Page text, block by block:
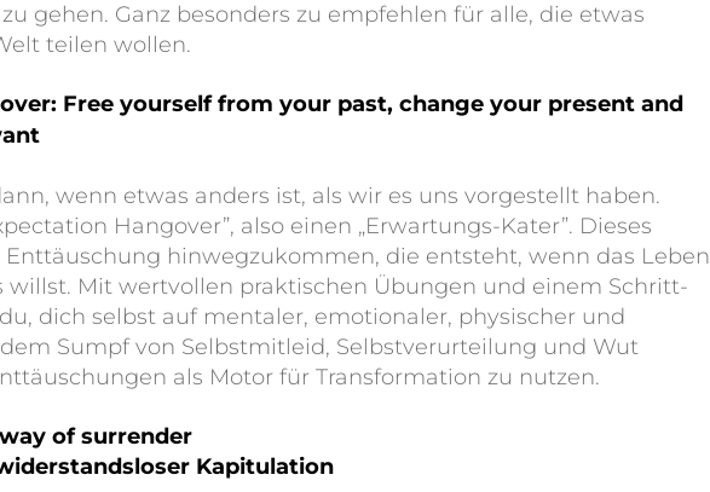
gehen. Ganz besonders zu empfehlen für alle, die etwas
teilen wollen.
Free yourself from your past, change your present and
wenn etwas anders ist, als wir es uns vorgestellt haben.
Hangover”, also einen „Erwartungs-Kater”. Dieses
hinwegzukommen, die entsteht, wenn das Leben
willst. Mit wertvollen praktischen Übungen und einem Schritt-
dich selbst auf mentaler, emotionaler, physischer und
Sumpf von Selbstmitleid, Selbstverurteilung und Wut
als Motor für Transformation zu nutzen.
of surrender
Kapitulation